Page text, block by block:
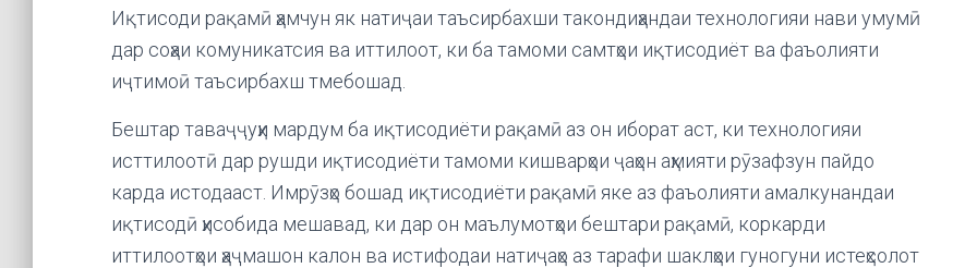
Иқтисоди рақамӣ ҳамчун як натиҷаи таъсирбахши такондиҳандаи технологияи нави умумӣ
дар соҳаи комуникатсия ва иттилоот, ки ба тамоми самтҳои иқтисодиёт ва фаъолияти
иҷтимоӣ таъсирбахш тмебошад.
Бештар таваҷҷуҳи мардум ба иқтисодиёти рақамӣ аз он иборат аст, ки технологияи
исттилоотӣ дар рушди иқтисодиёти тамоми кишварҳои ҷаҳон аҳмияти рӯзафзун пайдо
карда истодааст. Имрӯзҳо бошад иқтисодиёти рақамӣ яке аз фаъолияти амалкунандаи
иқтисодӣ ҳисобида мешавад, ки дар он маълумотҳои бештари рақамӣ, коркарди
иттилоотҳои ҳаҷмашон калон ва истифодаи натиҷаҳо аз тарафи шаклҳои гуногуни истеҳсолот